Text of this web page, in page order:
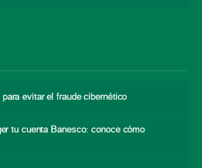
para evitar el fraude cibernético
tu cuenta Banesco: conoce cómo